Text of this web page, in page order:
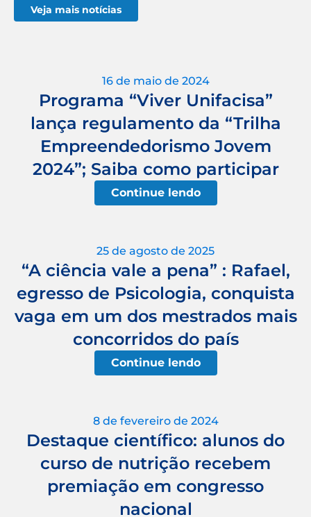
Veja mais notícias
16 de maio de 2024
Programa “Viver Unifacisa”
lança regulamento da “Trilha
Empreendedorismo Jovem
2024”; Saiba como participar
Continue lendo
25 de agosto de 2025
“A ciência vale a pena” : Rafael,
egresso de Psicologia, conquista
vaga em um dos mestrados mais
concorridos do país
Continue lendo
8 de fevereiro de 2024
Destaque científico: alunos do
curso de nutrição recebem
premiação em congresso
nacional